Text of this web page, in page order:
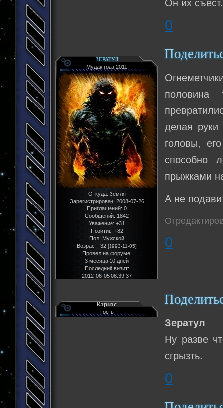
Он их съест.
0
ЗЕРАТУЛ
Мудак года 2011
Откуда: Земля
Зарегистрирован: 2008-07-26
Приглашений: 0
Сообщений: 1842
Уважение: +31
Позитив: +82
Пол: Мужской
Возраст: 32 [1993-11-05]
Провел на форуме:
3 месяца 10 дней
Последний визит:
2012-06-05 08:39:37
половина
делая
головы,
способно
прыжками
А не
0
Карнас
Гость
Зератул
Ну разве
сгрызть.
0